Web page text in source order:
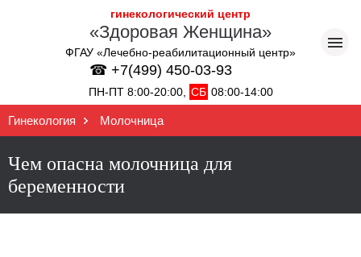
гинекологический центр
«Здоровая Женщина»
ФГАУ «Лечебно-реабилитационный центр»
☎ +7(499) 450-03-93
ПН-ПТ 8:00-20:00, СБ 08:00-14:00
Гинекология Молочница
Чем опасна молочница для
беременности